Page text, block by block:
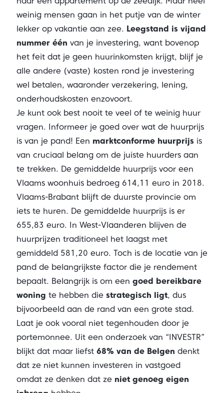
weinig mensen gaan in het putje van de winter
lekker op vakantie aan zee. Leegstand is vijand
nummer één van je investering, want bovenop
het feit dat je geen huurinkomsten krijgt, blijf je
alle andere (vaste) kosten rond je investering
wel betalen, waaronder verzekering, lening,
onderhoudskosten enzovoort.
Je kunt ook best nooit te veel of te weinig huur
vragen. Informeer je goed over wat de huurprijs
is van je pand! Een marktconforme huurprijsis
van cruciaal belang om de juiste huurders aan
te trekken. De gemiddelde huurprijs voor een
Vlaams woonhuis bedroeg 614,11 euro in 2018.
Vlaams-Brabant blijft de duurste provincie om
iets te huren. De gemiddelde huurprijs is er
655,83 euro. In West-Vlaanderen blijven de
huurprijzen traditioneel het laagst met
gemiddeld 581,20 euro. Toch is de locatie van je
pand de belangrijkste factor die je rendement
bepaalt. Belangrijk is om een goed bereikbare
woning te hebben die strategisch ligt, dus
bijvoorbeeld aan de rand van een grote stad.
Laat je ook vooral niet tegenhouden door je
portemonnee. Uit een onderzoek van “INVESTR”
blijkt dat maar liefst 68% van de Belgen denkt
dat ze niet kunnen investeren in vastgoed
omdat ze denken dat ze niet genoeg eigen